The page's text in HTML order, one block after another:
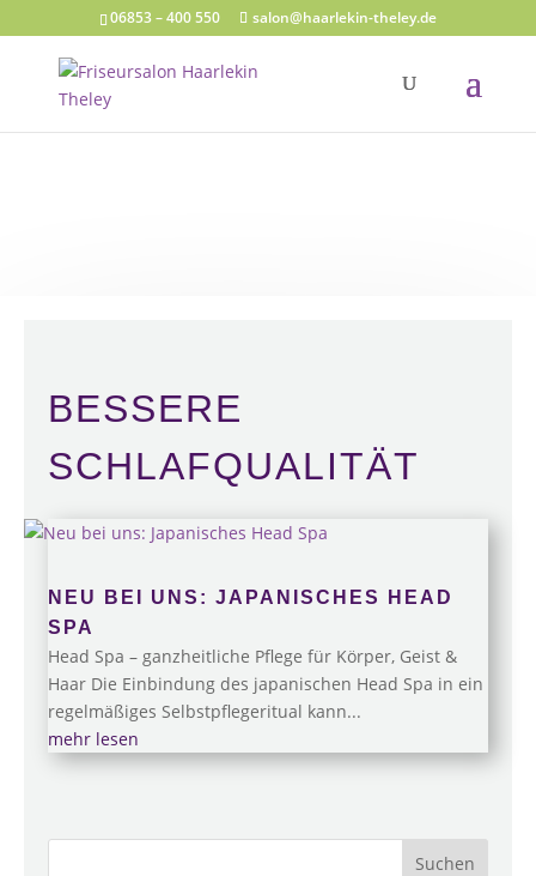
06853 – 400 550 salon@haarlekin-theley.de
BESSERE
SCHLAFQUALITÄT
NEU BEI UNS: JAPANISCHES HEAD
SPA
Head Spa – ganzheitliche Pflege für Körper, Geist &
Haar Die Einbindung des japanischen Head Spa in ein
regelmäßiges Selbstpflegeritual kann...
mehr lesen
Suchen